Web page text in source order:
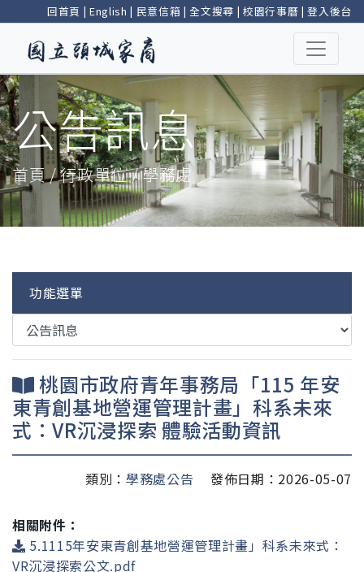
回首頁 | English | 民意信箱 |全文搜尋 | 校園行事曆 |登入後台
公告訊息
首頁 / 行政單位 / 學務處
功能選單
桃園市政府青年事務局「115 年安
東青創基地營運管理計畫」科系未來
式：VR沉浸探索 體驗活動資訊
類別： 學務處公告 發佈日期：2026-05-07
相關附件：
5.1115年安東青創基地營運管理計畫」科系未來式：
VR沉浸探索公文.pdf